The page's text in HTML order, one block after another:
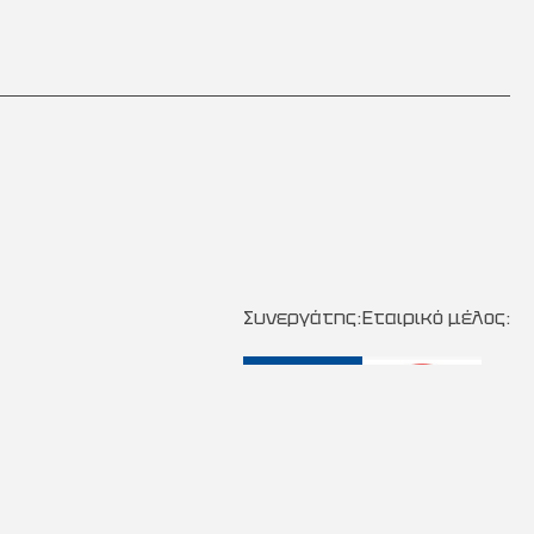
Συνεργάτης:Εταιρικό μέλος: